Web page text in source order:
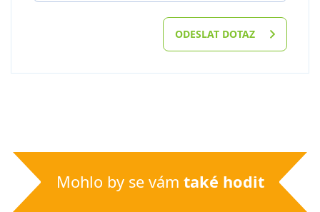
ODESLAT DOTAZ
Mohlo by se vám také hodit